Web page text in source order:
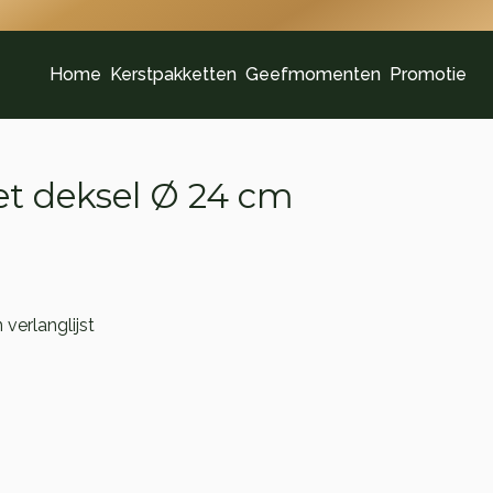
Home Kerstpakketten Geefmomenten Promotie
deksel Ø 24 cm
verlanglijst